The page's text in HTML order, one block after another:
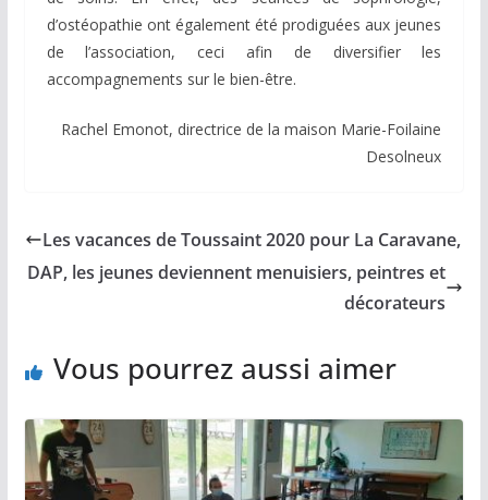
d’ostéopathie ont également été prodiguées aux jeunes
de l’association, ceci afin de diversifier les
accompagnements sur le bien-être.
Rachel Emonot, directrice de la maison Marie-Foilaine
Desolneux
Les vacances de Toussaint 2020 pour La Caravane,
DAP, les jeunes deviennent menuisiers, peintres et
décorateurs
Vous pourrez aussi aimer